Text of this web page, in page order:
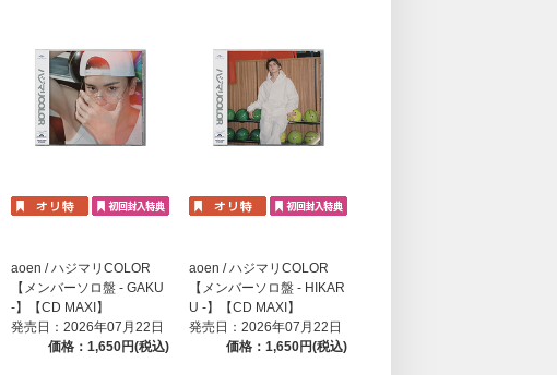
aoen / ハジマリCOLOR
【メンバーソロ盤 - GAKU
-】【CD MAXI】
発売日：2026年07月22日
価格：1,650円(税込)
aoen / ハジマリCOLOR
【メンバーソロ盤 - HIKAR
U -】【CD MAXI】
発売日：2026年07月22日
価格：1,650円(税込)